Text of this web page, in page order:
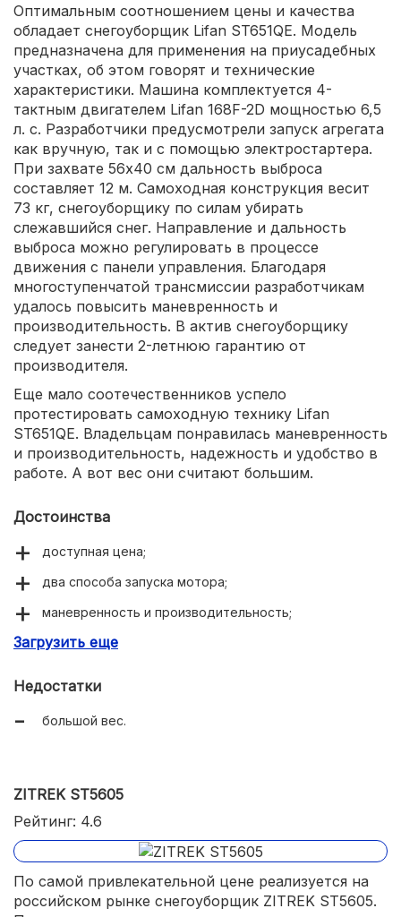
Оптимальным соотношением цены и качества
обладает снегоуборщик Lifan ST651QE. Модель
предназначена для применения на приусадебных
участках, об этом говорят и технические
характеристики. Машина комплектуется 4-
тактным двигателем Lifan 168F-2D мощностью 6,5
л. с. Разработчики предусмотрели запуск агрегата
как вручную, так и с помощью электростартера.
При захвате 56х40 см дальность выброса
составляет 12 м. Самоходная конструкция весит
73 кг, снегоуборщику по силам убирать
слежавшийся снег. Направление и дальность
выброса можно регулировать в процессе
движения с панели управления. Благодаря
многоступенчатой трансмиссии разработчикам
удалось повысить маневренность и
производительность. В актив снегоуборщику
следует занести 2-летнюю гарантию от
производителя.
Еще мало соотечественников успело
протестировать самоходную технику Lifan
ST651QE. Владельцам понравилась маневренность
и производительность, надежность и удобство в
работе. А вот вес они считают большим.
Достоинства
доступная цена;
два способа запуска мотора;
маневренность и производительность;
2-летняя гарантия.
Загрузить еще
Недостатки
большой вес.
ZITREK ST5605
Рейтинг: 4.6
По самой привлекательной цене реализуется на
российском рынке снегоуборщик ZITREK ST5605.